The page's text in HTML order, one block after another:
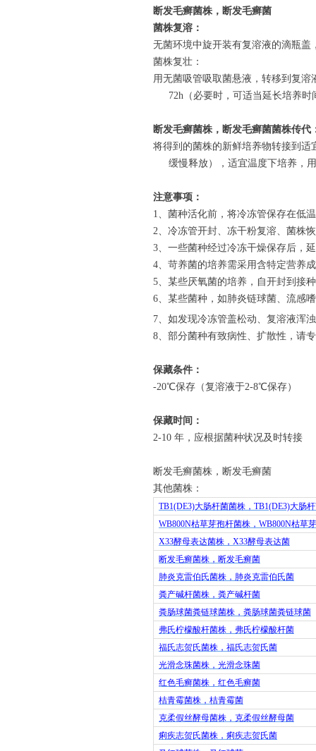
断发毛癣菌株，断发毛癣菌
菌株复溶：
无菌环境中旋开装有复溶液的滴瓶盖
菌株复壮：
用无菌吸管吸取菌悬液，转移到复
72h（必要时，可适当延长培养时
断发毛癣菌株，断发毛癣菌菌株传代
将得到的菌株的新鲜培养物转接到
缓慢释放），适宜温度下培养，
注意事项：
1、菌种活化前，将冷冻管保存在低
2、冷冻管开封、冻干粉复溶、菌株
3、一些菌种经过冷冻干燥保存后，
4、苛养菌的培养需采用含特定营养
5、某些厌氧菌的培养，自开封到接
6、某些菌种，如肺炎链球菌、流感
7、如发现冷冻管盖松动、复溶液浑
8、部分菌种有致病性、扩散性，请
保藏条件：
-20℃保存（复溶液于2-8℃保存）
保藏时间：
2-10 年，应根据菌种状况及时转接
断发毛癣菌株，断发毛癣菌
其他菌株：
TB1(DE3)大肠杆菌菌株， TB1(DE3)大肠
WB800N枯草芽孢杆菌株， WB800N枯草
X33酵母表达菌株， X33酵母表达菌
断发毛癣菌株，断发毛癣菌
肺炎克雷伯氏菌株，肺炎克雷伯氏菌
粪产碱杆菌株，粪产碱杆菌
粪肠球菌粪链球菌株，粪肠球菌粪链球菌
弗氏柠檬酸杆菌株，弗氏柠檬酸杆菌
福氏志贺氏菌株，福氏志贺氏菌
光滑念珠菌株，光滑念珠菌
红色毛癣菌株，红色毛癣菌
桔青霉菌株，桔青霉菌
克柔假丝酵母菌株，克柔假丝酵母菌
痢疾志贺氏菌株，痢疾志贺氏菌